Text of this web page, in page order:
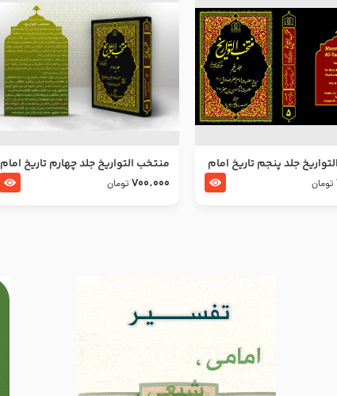
جلد پنجم تاریخ امام
و امام موسی بن جعفرتومان
منتخب التواریخ جلد چهارم تاریخ امام
زین العابدین و امام محمد باقر
700.000 تومان